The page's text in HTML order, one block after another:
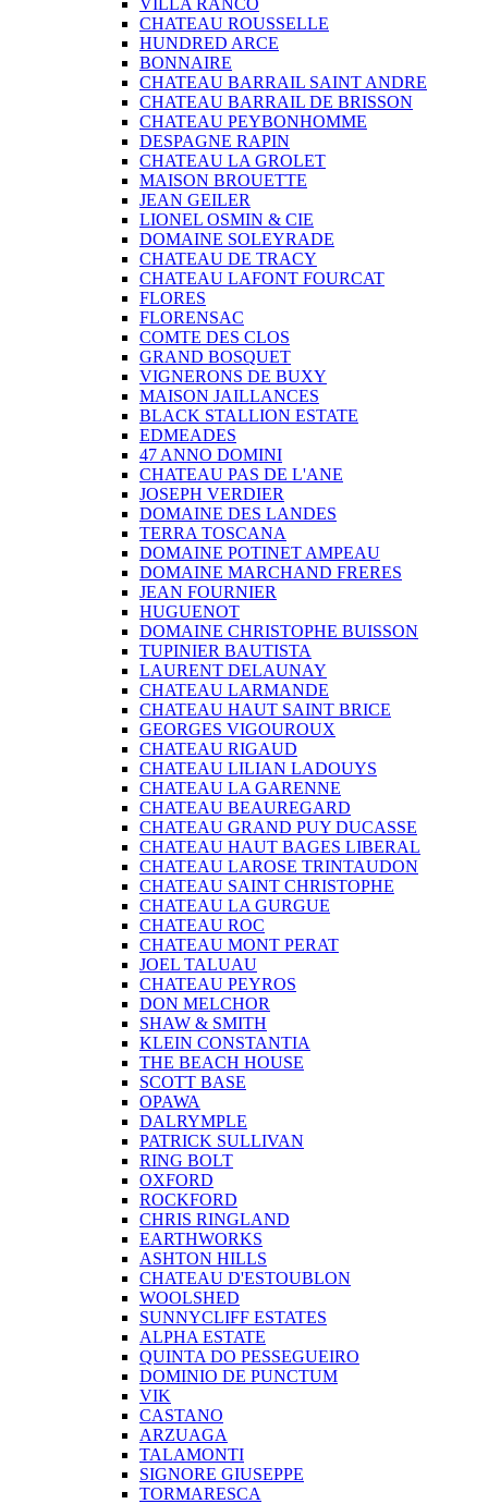
VILLA RANCO
CHATEAU ROUSSELLE
HUNDRED ARCE
BONNAIRE
CHATEAU BARRAIL SAINT ANDRE
CHATEAU BARRAIL DE BRISSON
CHATEAU PEYBONHOMME
DESPAGNE RAPIN
CHATEAU LA GROLET
MAISON BROUETTE
JEAN GEILER
LIONEL OSMIN & CIE
DOMAINE SOLEYRADE
CHATEAU DE TRACY
CHATEAU LAFONT FOURCAT
FLORES
FLORENSAC
COMTE DES CLOS
GRAND BOSQUET
VIGNERONS DE BUXY
MAISON JAILLANCES
BLACK STALLION ESTATE
EDMEADES
47 ANNO DOMINI
CHATEAU PAS DE L'ANE
JOSEPH VERDIER
DOMAINE DES LANDES
TERRA TOSCANA
DOMAINE POTINET AMPEAU
DOMAINE MARCHAND FRERES
JEAN FOURNIER
HUGUENOT
DOMAINE CHRISTOPHE BUISSON
TUPINIER BAUTISTA
LAURENT DELAUNAY
CHATEAU LARMANDE
CHATEAU HAUT SAINT BRICE
GEORGES VIGOUROUX
CHATEAU RIGAUD
CHATEAU LILIAN LADOUYS
CHATEAU LA GARENNE
CHATEAU BEAUREGARD
CHATEAU GRAND PUY DUCASSE
CHATEAU HAUT BAGES LIBERAL
CHATEAU LAROSE TRINTAUDON
CHATEAU SAINT CHRISTOPHE
CHATEAU LA GURGUE
CHATEAU ROC
CHATEAU MONT PERAT
JOEL TALUAU
CHATEAU PEYROS
DON MELCHOR
SHAW & SMITH
KLEIN CONSTANTIA
THE BEACH HOUSE
SCOTT BASE
OPAWA
DALRYMPLE
PATRICK SULLIVAN
RING BOLT
OXFORD
ROCKFORD
CHRIS RINGLAND
EARTHWORKS
ASHTON HILLS
CHATEAU D'ESTOUBLON
WOOLSHED
SUNNYCLIFF ESTATES
ALPHA ESTATE
QUINTA DO PESSEGUEIRO
DOMINIO DE PUNCTUM
VIK
CASTANO
ARZUAGA
TALAMONTI
SIGNORE GIUSEPPE
TORMARESCA